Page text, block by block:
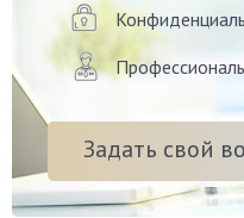
Задать свой